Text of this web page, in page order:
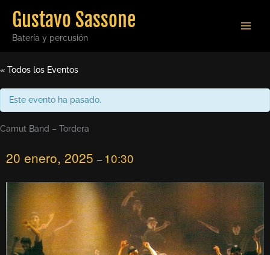
Gustavo Sassone
Batería y percusión
« Todos los Eventos
Este evento ha pasado.
Camut Band – Tordera
20 enero, 2025 – 10:30